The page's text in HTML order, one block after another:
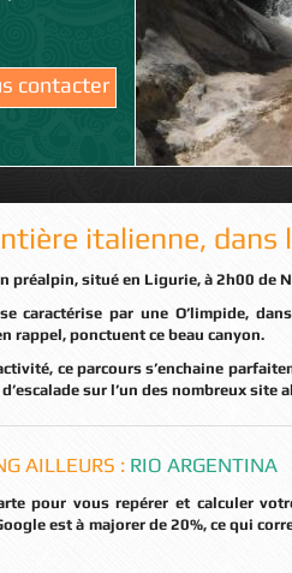
contacter
italienne, dans
préalpin, situé en Ligurie, à 2h00 de
rappel, ponctuent ce beau canyon.
sur l’un des nombreux site
AILLEURS : RIO ARGENTINA
est à majorer de 20%, ce qui